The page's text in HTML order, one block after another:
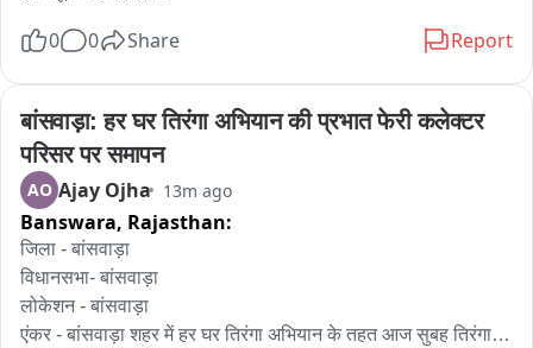
अयोध्या श्रीराम जन्मभूमि मंदिर निर्माण में इसी गुलाबी पत्थर का इस्तेमाल
0 0 Share Report
बांसवाड़ा: हर घर तिरंगा अभियान की प्रभात फेरी कलेक्टर
परिसर पर समापन
AO Ajay Ojha 13m ago
Banswara, Rajasthan:
जिला - बांसवाड़ा
विधानसभा- बांसवाड़ा
लोकेशन - बांसवाड़ा
एंकर - बांसवाड़ा शहर में हर घर तिरंगा अभियान के तहत आज सुबह तिरंगा